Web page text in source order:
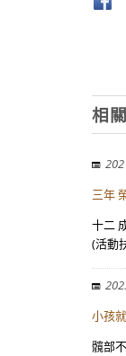
相
三年
十二
(活動
小孩
髖部